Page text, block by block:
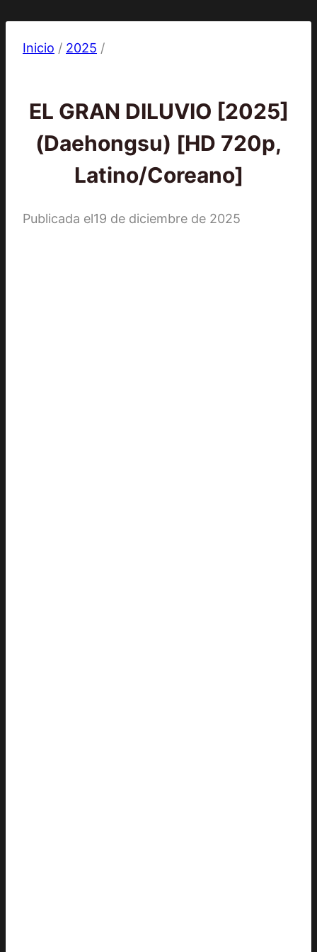
Inicio / 2025 /
EL GRAN DILUVIO [2025]
(Daehongsu) [HD 720p,
Latino/Coreano]
Publicada el19 de diciembre de 2025